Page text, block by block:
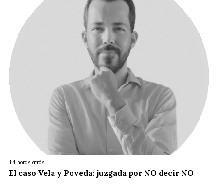
14 horas atrás
El caso Vela y Poveda: juzgada por NO decir NO